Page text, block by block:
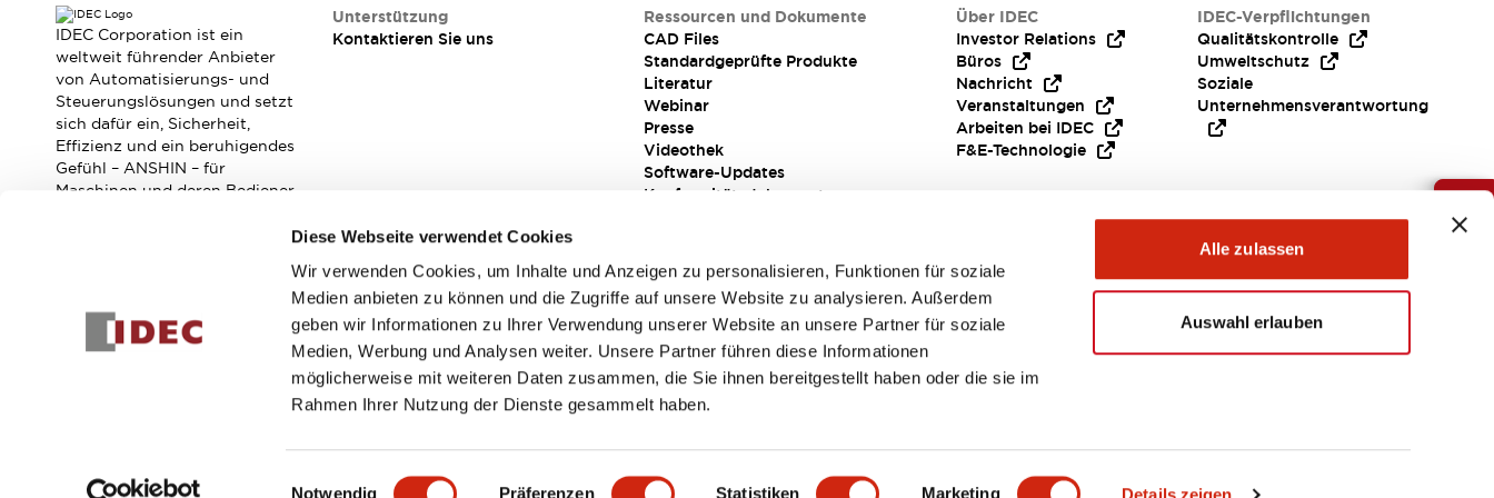
Diese Webseite verwendet Cookies
Wir verwenden Cookies, um Inhalte und Anzeigen zu personalisieren, Funktionen für soziale
Medien anbieten zu können und die Zugriffe auf unsere Website zu analysieren. Außerdem
geben wir Informationen zu Ihrer Verwendung unserer Website an unsere Partner für soziale
Medien, Werbung und Analysen weiter. Unsere Partner führen diese Informationen
möglicherweise mit weiteren Daten zusammen, die Sie ihnen bereitgestellt haben oder die sie im
Rahmen Ihrer Nutzung der Dienste gesammelt haben.
Einwilligungsauswahl
Notwendig Präferenzen Statistiken Marketing Details zeigen
Alle zulassen
Auswahl erlauben
Sicherheitslösungen
IDEC-Sicherheitskonzept
Kollaborative Sicherheit (Sicherheit 2.0)
Sicherheitsrelevante Gesetze und Normen
Sicherheitsausrüstung-Kurs
Entdecken Sie alles
Entdecken Sie alles
Software-Updates
Brauche Hilfe ?
IDEC Corporation ist ein
weltweit führender Anbieter
von Automatisierungs- und
Steuerungslösungen und setzt
sich dafür ein, Sicherheit,
Effizienz und ein beruhigendes
Gefühl – ANSHIN – für
Maschinen und deren Bediener
Unterstützung
Kontaktieren Sie uns
Ressourcen und Dokumente
CAD Files
Standardgeprüfte Produkte
Literatur
Webinar
Presse
Videothek
Software-Updates
Konformitätsdokumente
Über IDEC
Investor Relations
Büros
Nachricht
Veranstaltungen
Arbeiten bei IDEC
F&E-Technologie
IDEC-Verpflichtungen
Qualitätskontrolle
Umweltschutz
Soziale
Unternehmensverantwortung
Abonnieren Sie unseren Newsletter!
Registrieren
DatenschutzrichtlinieGeschäftsbedingungen EMEA